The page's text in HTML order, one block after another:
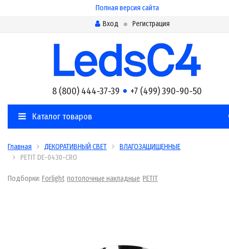
Полная версия сайта
Вход
Регистрация
8 (800) 444-37-39 +7 (499) 390-90-50
Каталог товаров
Главная ДЕКОРАТИВНЫЙ СВЕТ
ВЛАГОЗАЩИЩЕННЫЕ
PETIT DE-0430-CRO
Подборки: Forlight потолочные накладные PETIT